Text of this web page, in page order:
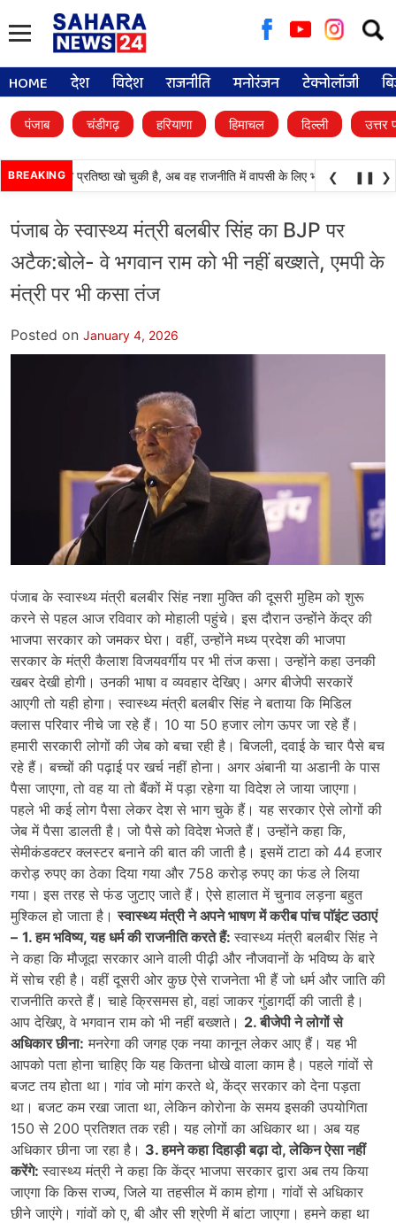
for:
HOME देश विदेश राजनीति मनोरंजन टेक्नोलॉजी
पंजाब चंडीगढ़ हरियाणा हिमाचल दिल्ली उत्तर
BREAKING
दल) अपनी प्रतिष्ठा खो चुकी है, अब वह राजनीति में वापसी के लिए भाजपा से समझौता
❮ ❚❚ ❯
पंजाब के स्वास्थ्य मंत्री बलबीर सिंह का BJP पर
अटैक:बोले- वे भगवान राम को भी नहीं बख्शते, एमपी के
मंत्री पर भी कसा तंज
Posted on January 4, 2026
पंजाब के स्वास्थ्य मंत्री बलबीर सिंह नशा मुक्ति की दूसरी मुहिम को शुरू
करने से पहल आज रविवार को मोहाली पहुंचे। इस दौरान उन्होंने केंद्र की
भाजपा सरकार को जमकर घेरा। वहीं, उन्होंने मध्य प्रदेश की भाजपा
सरकार के मंत्री कैलाश विजयवर्गीय पर भी तंज कसा। उन्होंने कहा उनकी
खबर देखी होगी। उनकी भाषा व व्यवहार देखिए। अगर बीजेपी सरकारें
आएगी तो यही होगा। स्वास्थ्य मंत्री बलबीर सिंह ने बताया कि मिडिल
क्लास परिवार नीचे जा रहे हैं। 10 या 50 हजार लोग ऊपर जा रहे हैं।
हमारी सरकारी लोगों की जेब को बचा रही है। बिजली, दवाई के चार पैसे बच
रहे हैं। बच्चों की पढ़ाई पर खर्च नहीं होना। अगर अंबानी या अडानी के पास
पैसा जाएगा, तो वह या तो बैंकों में पड़ा रहेगा या विदेश ले जाया जाएगा।
पहले भी कई लोग पैसा लेकर देश से भाग चुके हैं। यह सरकार ऐसे लोगों की
जेब में पैसा डालती है। जो पैसे को विदेश भेजते हैं। उन्होंने कहा कि,
सेमीकंडक्टर क्लस्टर बनाने की बात की जाती है। इसमें टाटा को 44 हजार
करोड़ रुपए का ठेका दिया गया और 758 करोड़ रुपए का फंड ले लिया
गया। इस तरह से फंड जुटाए जाते हैं। ऐसे हालात में चुनाव लड़ना बहुत
मुश्किल हो जाता है।स्वास्थ्य मंत्री ने अपने भाषण में करीब पांच पाॅइंट उठाएं
– 1. हम भविष्य, यह धर्म की राजनीति करते हैं:स्वास्थ्य मंत्री बलबीर सिंह ने
ने कहा कि मौजूदा सरकार आने वाली पीढ़ी और नौजवानों के भविष्य के बारे
में सोच रही है। वहीं दूसरी ओर कुछ ऐसे राजनेता भी हैं जो धर्म और जाति की
राजनीति करते हैं। चाहे क्रिसमस हो, वहां जाकर गुंडागर्दी की जाती है।
आप देखिए, वे भगवान राम को भी नहीं बख्शते। 2. बीजेपी ने लोगों से
अधिकार छीना: मनरेगा की जगह एक नया कानून लेकर आए हैं। यह भी
आपको पता होना चाहिए कि यह कितना धोखे वाला काम है। पहले गांवों से
बजट तय होता था। गांव जो मांग करते थे, केंद्र सरकार को देना पड़ता
था। बजट कम रखा जाता था, लेकिन कोरोना के समय इसकी उपयोगिता
150 से 200 प्रतिशत तक रही। यह लोगों का अधिकार था। अब यह
अधिकार छीना जा रहा है। 3. हमने कहा दिहाड़ी बढ़ा दो, लेकिन ऐसा नहीं
करेंगे:स्वास्थ्य मंत्री ने कहा कि केंद्र भाजपा सरकार द्वारा अब तय किया
जाएगा कि किस राज्य, जिले या तहसील में काम होगा। गांवों से अधिकार
छीने जाएंगे। गांवों को ए, बी और सी श्रेणी में बांटा जाएगा। हमने कहा था